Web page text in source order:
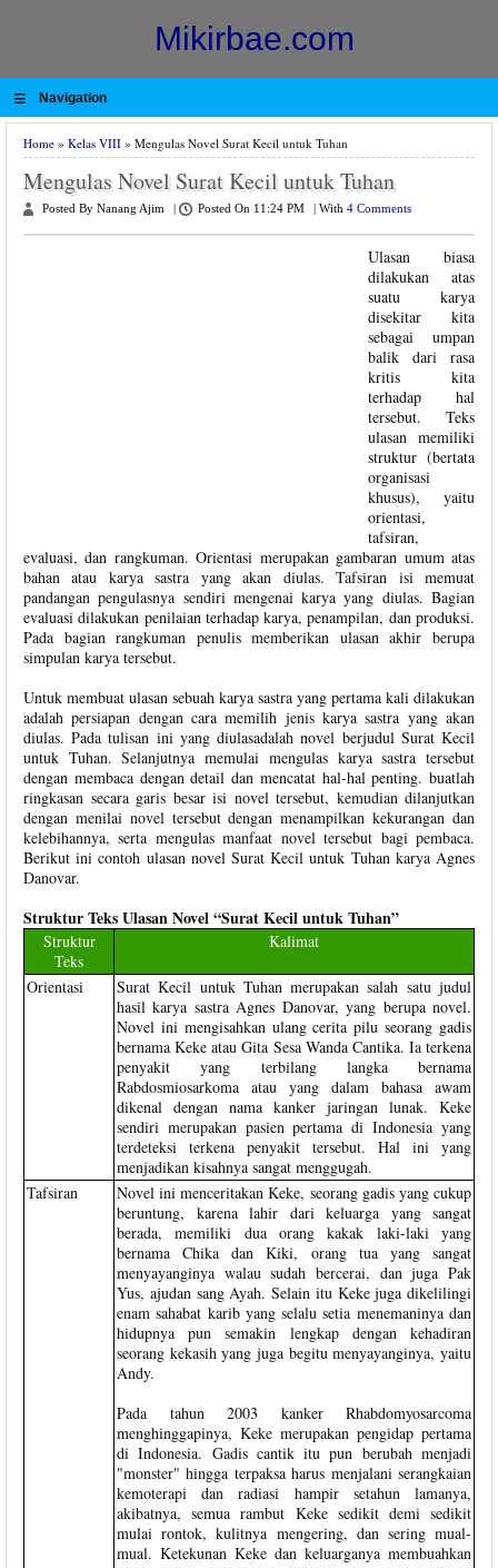
Mikirbae.com
≡ Navigation
Home » Kelas VIII » Mengulas Novel Surat Kecil untuk Tuhan
Mengulas Novel Surat Kecil untuk Tuhan
Posted By Nanang Ajim Posted On 11:24 PM With 4 Comments
Ulasan biasa
dilakukan atas
suatu karya
disekitar kita
sebagai umpan
balik dari rasa
kritis kita
terhadap hal
tersebut. Teks
ulasan memiliki
struktur (bertata
organisasi
khusus), yaitu
orientasi,
tafsiran,
evaluasi, dan rangkuman. Orientasi merupakan gambaran umum atas
bahan atau karya sastra yang akan diulas. Tafsiran isi memuat
pandangan pengulasnya sendiri mengenai karya yang diulas. Bagian
evaluasi dilakukan penilaian terhadap karya, penampilan, dan produksi.
Pada bagian rangkuman penulis memberikan ulasan akhir berupa
simpulan karya tersebut.
Untuk membuat ulasan sebuah karya sastra yang pertama kali dilakukan
adalah persiapan dengan cara memilih jenis karya sastra yang akan
diulas. Pada tulisan ini yang diulasadalah novel berjudul Surat Kecil
untuk Tuhan. Selanjutnya memulai mengulas karya sastra tersebut
dengan membaca dengan detail dan mencatat hal-hal penting. buatlah
ringkasan secara garis besar isi novel tersebut, kemudian dilanjutkan
dengan menilai novel tersebut dengan menampilkan kekurangan dan
kelebihannya, serta mengulas manfaat novel tersebut bagi pembaca.
Berikut ini contoh ulasan novel Surat Kecil untuk Tuhan karya Agnes
Danovar.
Struktur Teks Ulasan Novel “Surat Kecil untuk Tuhan”
Struktur
Teks
Kalimat
Orientasi
Surat Kecil untuk Tuhan merupakan salah satu judul
hasil karya sastra Agnes Danovar, yang berupa novel.
Novel ini mengisahkan ulang cerita pilu seorang gadis
bernama Keke atau Gita Sesa Wanda Cantika. Ia terkena
penyakit yang terbilang langka bernama
Rabdosmiosarkoma atau yang dalam bahasa awam
dikenal dengan nama kanker jaringan lunak. Keke
sendiri merupakan pasien pertama di Indonesia yang
terdeteksi terkena penyakit tersebut. Hal ini yang
menjadikan kisahnya sangat menggugah.
Tafsiran
Novel ini menceritakan Keke, seorang gadis yang cukup
beruntung, karena lahir dari keluarga yang sangat
berada, memiliki dua orang kakak laki-laki yang
bernama Chika dan Kiki, orang tua yang sangat
menyayanginya walau sudah bercerai, dan juga Pak
Yus, ajudan sang Ayah. Selain itu Keke juga dikelilingi
enam sahabat karib yang selalu setia menemaninya dan
hidupnya pun semakin lengkap dengan kehadiran
seorang kekasih yang juga begitu menyayanginya, yaitu
Andy.
Pada tahun 2003 kanker Rhabdomyosarcoma
menghinggapinya, Keke merupakan pengidap pertama
di Indonesia. Gadis cantik itu pun berubah menjadi
"monster" hingga terpaksa harus menjalani serangkaian
kemoterapi dan radiasi hampir setahun lamanya,
akibatnya, semua rambut Keke sedikit demi sedikit
mulai rontok, kulitnya mengering, dan sering mual-
mual. Ketekunan Keke dan keluarganya membuahkan